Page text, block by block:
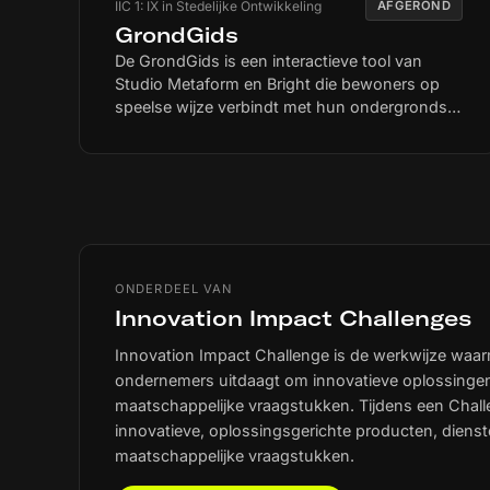
van werkzaamheden. Bewoners hebben de
mogelijkheid om direct te reageren en invloed
uit te oefenen op projectinformatie en contact
te leggen met uitvoerders. Het doel: overlast
verminderen door betere
draagvlak voor noodzakelijke stedelijke
IIC 1: IX in Stedelijke Ontwikkeling AFGEROND
GrondGids
De GrondGids is een interactieve tool van
Studio Metaform en Bright die bewoners op
speelse wijze verbindt met hun ondergrondse
energietransitie en netcongestie komt de
data en groen zichtbaar en begrijpelijk. Dit
huishoudens samenhangen met de
ontwikkelingen in de openbare ruimte. De
GrondGids zorgt voor een integrale
benadering waarbij mensen geïnformeerde
keuzes kunnen maken, hun leefomgeving
begrijpen en samen zorgdragen voor
duurzame ontwikkeling.
ONDERDEEL VAN
Innovation Impact Challenges
Innovation Impact Challenge is de werkwijze
ondernemers uitdaagt om innovatieve
maatschappelijke vraagstukken. Tijdens een
innovatieve, oplossingsgerichte producten,
maatschappelijke vraagstukken.